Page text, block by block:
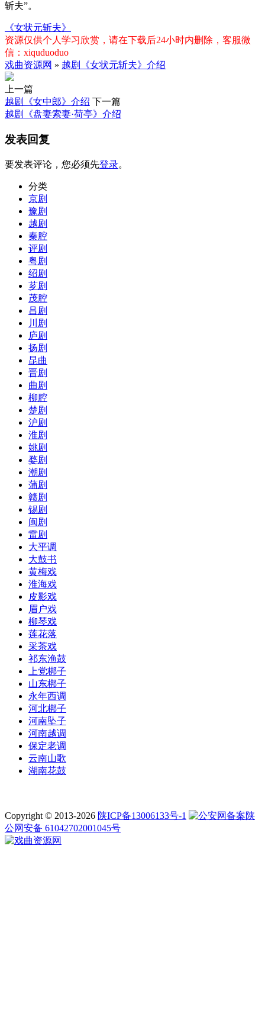
斩夫”。
《女状元斩夫》
资源仅供个人学习欣赏，请在下载后24小时内删除，客服微
信：xiquduoduo
戏曲资源网 » 越剧《女状元斩夫》介绍
上一篇
越剧《女中郎》介绍 下一篇
越剧《盘妻索妻·荷亭》介绍
发表回复
要发表评论，您必须先登录。
分类
京剧
豫剧
越剧
秦腔
评剧
粤剧
绍剧
芗剧
茂腔
吕剧
川剧
庐剧
扬剧
昆曲
晋剧
曲剧
柳腔
楚剧
沪剧
淮剧
姚剧
婺剧
潮剧
蒲剧
赣剧
锡剧
闽剧
雷剧
大平调
大鼓书
黄梅戏
淮海戏
皮影戏
眉户戏
柳琴戏
莲花落
采茶戏
祁东渔鼓
上党梆子
山东梆子
永年西调
河北梆子
河南坠子
河南越调
保定老调
云南山歌
湖南花鼓
Copyright © 2013-2026 陕ICP备13006133号-1
陕
公网安备 61042702001045号